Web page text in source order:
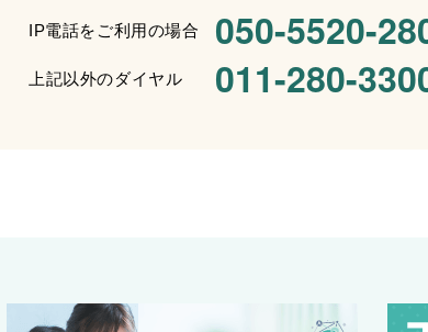
IP電話をご利用の場合 050-5520-
上記以外のダイヤル 011-280-